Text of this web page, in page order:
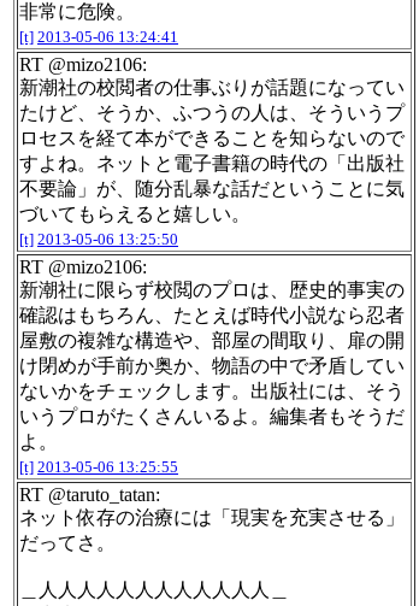
非常に危険。
[t] 2013-05-06 13:24:41
RT @mizo2106:
新潮社の校閲者の仕事ぶりが話題になってい
たけど、そうか、ふつうの人は、そういうプ
ロセスを経て本ができることを知らないので
すよね。ネットと電子書籍の時代の「出版社
不要論」が、随分乱暴な話だということに気
づいてもらえると嬉しい。
[t] 2013-05-06 13:25:50
RT @mizo2106:
新潮社に限らず校閲のプロは、歴史的事実の
確認はもちろん、たとえば時代小説なら忍者
屋敷の複雑な構造や、部屋の間取り、扉の開
け閉めが手前か奥か、物語の中で矛盾してい
ないかをチェックします。出版社には、そう
いうプロがたくさんいるよ。編集者もそうだ
よ。
[t] 2013-05-06 13:25:55
RT @taruto_tatan:
ネット依存の治療には「現実を充実させる」
だってさ。
＿人人人人人人人人人人人人＿